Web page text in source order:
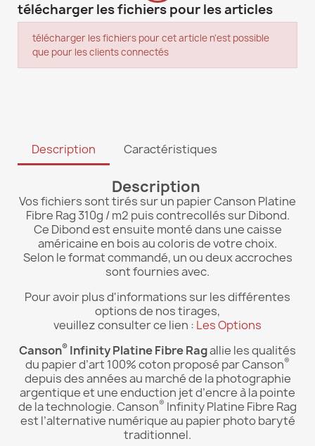
télécharger les fichiers pour les articles
télécharger les fichiers pour cet article n'est possible
que pour les clients connectés
Description Caractéristiques
Description
Vos fichiers sont tirés sur un papier Canson Platine
Fibre Rag 310g / m2 puis contrecollés sur Dibond.
Ce Dibond est ensuite monté dans une caisse
américaine en bois au coloris de votre choix.
Selon le format commandé, un ou deux accroches
sont fournies avec.
Pour avoir plus d'informations sur les différentes
options de nos tirages,
veuillez consulter ce lien : Les Options
Canson® Infinity Platine Fibre Ragallie les qualités
du papier d’art 100% coton proposé par Canson®
depuis des années au marché de la photographie
argentique et une enduction jet d’encre à la pointe
de la technologie. Canson® InfinityPlatine Fibre Rag
est l’alternative numérique au papier photo baryté
traditionnel.